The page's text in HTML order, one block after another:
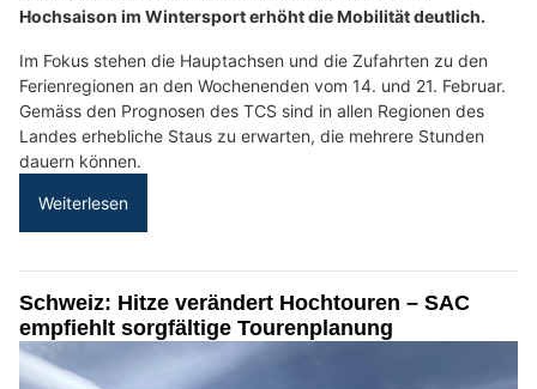
Hochsaison im Wintersport erhöht die Mobilität deutlich.
Im Fokus stehen die Hauptachsen und die Zufahrten zu den
Ferienregionen an den Wochenenden vom 14. und 21. Februar.
Gemäss den Prognosen des TCS sind in allen Regionen des
Landes erhebliche Staus zu erwarten, die mehrere Stunden
dauern können.
Weiterlesen
Schweiz: Hitze verändert Hochtouren – SAC
empfiehlt sorgfältige Tourenplanung